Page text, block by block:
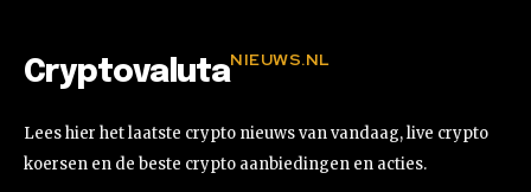
CryptovalutaNIEUWS.NL
Lees hier het laatste crypto nieuws van vandaag, live crypto
koersen en de beste crypto aanbiedingen en acties.